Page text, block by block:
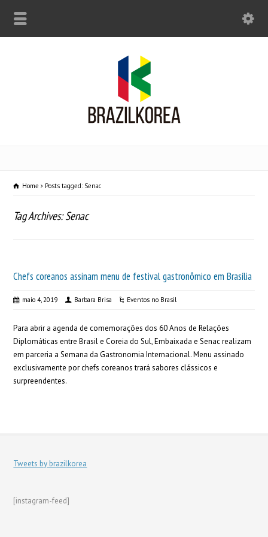
Home Posts tagged: Senac
Tag Archives: Senac
Chefs coreanos assinam menu de festival gastronômico em Brasília
maio 4, 2019 Barbara Brisa Eventos no Brasil
Para abrir a agenda de comemorações dos 60 Anos de Relações
Diplomáticas entre Brasil e Coreia do Sul, Embaixada e Senac realizam
em parceria a Semana da Gastronomia Internacional. Menu assinado
exclusivamente por chefs coreanos trará sabores clássicos e
surpreendentes.
Tweets by brazilkorea
[instagram-feed]